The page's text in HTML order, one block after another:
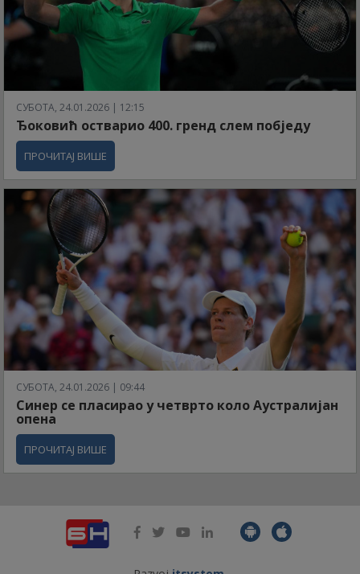
СУБОТА, 24.01.2026 | 12:15
Ђоковић остварио 400. гренд слем побједу
ПРОЧИТАЈ ВИШЕ
СУБОТА, 24.01.2026 | 09:44
Синер се пласирао у четврто коло Аустралијан
опена
ПРОЧИТАЈ ВИШЕ